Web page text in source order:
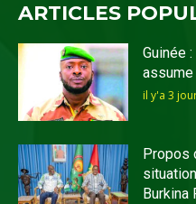
ARTICLES
Guinée
il y'a 3
Propos
Burkina